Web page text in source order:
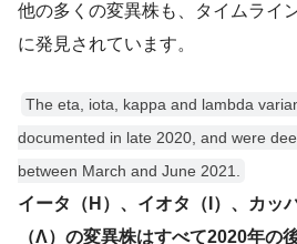
他の多くの変異株も、タイムライ
に発見されています。
The eta, iota, kappa and lambda
documented in late 2020, and were
between March and June 2021.
イータ（Η）、イオタ（Ι）、カッ
（Λ）の変異株はすべて2020年の